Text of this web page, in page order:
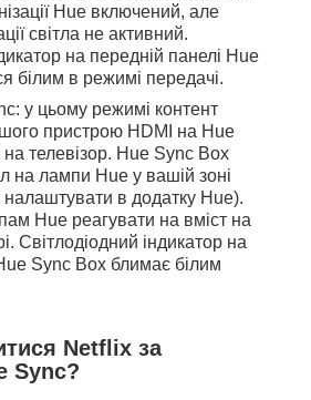
Hue включений, але
світла не активний.
на передній панелі Hue
білим в режимі передачі.
у цьому режимі контент
пристрою HDMI на Hue
телевізор. Hue Sync Box
на лампи Hue у вашій зоні
в додатку Hue).
Hue реагувати на вміст на
Світлодіодний індикатор на
Sync Box блимає білим
Netflix за
Sync?